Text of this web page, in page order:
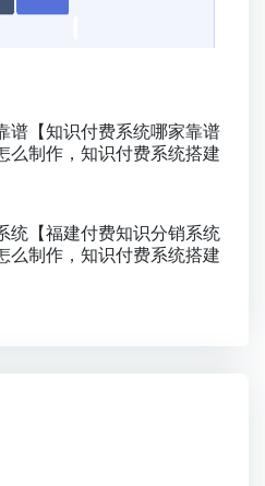
谱【知识付费系统哪家靠谱
么制作，知识付费系统搭建
统【福建付费知识分销系统
么制作，知识付费系统搭建